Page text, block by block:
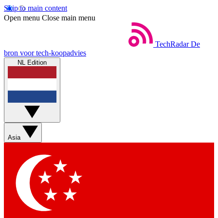
Skip to main content
Open menu Close main menu
TechRadar De
bron voor tech-koopadvies
NL Edition
Asia